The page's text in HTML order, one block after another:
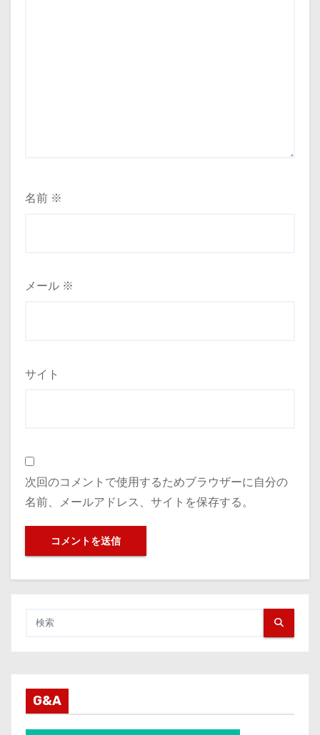
名前 ※
メール ※
サイト
次回のコメントで使用するためブラウザーに自分の
名前、メールアドレス、サイトを保存する。
G&A